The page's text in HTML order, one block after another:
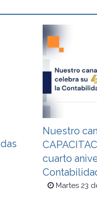
Nuestro
cuarto
Martes 23